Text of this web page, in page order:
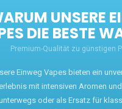
UNSERE
DIE BESTE
Premium-Qualität zu günstigen
Einweg Vapes bieten ein
mit intensiven Aromen
oder als Ersatz für